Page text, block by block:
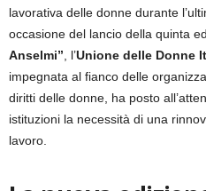
lavorativa delle donne durante
occasione del lancio della quinta
Anselmi”, l’Unione delle Donne
impegnata al fianco delle
diritti delle donne, ha posto
istituzioni la necessità di una
lavoro.